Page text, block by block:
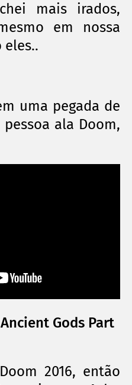
mais irados,
em nossa
eles..
uma pegada de
ala Doom,
Gods Part
2016, então